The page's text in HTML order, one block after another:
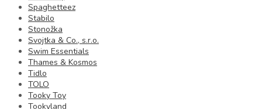
Spaghetteez
Stabilo
Stonožka
Svojtka & Co., s.r.o.
Swim Essentials
Thames & Kosmos
Tidlo
TOLO
Tooky Toy
Tookyland